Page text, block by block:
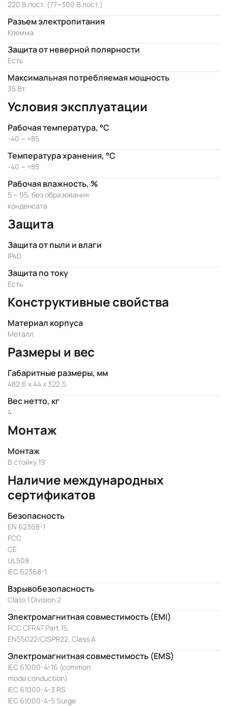
220 В пост. (77~300 В пост.)
Разъем электропитания
Клемма
Защита от неверной полярности
Есть
Максимальная потребляемая мощность
35 Вт
Условия эксплуатации
Рабочая температура, °C
-40 ~ +85
Температура хранения, °C
-40 ~ +85
Рабочая влажность, %
5 ~ 95, без образования
конденсата
Защита
Защита от пыли и влаги
IP40
Защита по току
Есть
Конструктивные свойства
Материал корпуса
Металл
Размеры и вес
Габаритные размеры, мм
482.6 x 44 x 322.5
Вес нетто, кг
4
Монтаж
Монтаж
В стойку 19'
Наличие международных
сертификатов
Безопасность
EN 62368-1
FCC
CE
UL508
IEC 62368-1
Взрывобезопасность
Class 1 Division 2
Электромагнитная совместимость (EMI)
FCC CFR47 Part 15,
EN55022/CISPR22, Class A
Электромагнитная совместимость (EMS)
IEC 61000-4-16 (common
mode conduction)
IEC 61000-4-3 RS
IEC 61000-4-5 Surge